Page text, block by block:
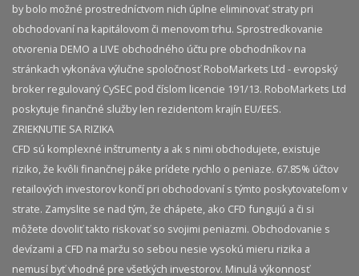
by bolo možné prostredníctvom nich úplne eliminovať straty pri
obchodovaní na kapitálovom či menovom trhu. Sprostredkovanie
otvorenia DEMO a LIVE obchodného účtu pre obchodníkov na
stránkach vykonáva výlučne spoločnosť RoboMarkets Ltd - evropský
broker regulovaný CySEC pod číslom licencie 191/13. RoboMarkets Ltd
poskytuje finančné služby len rezidentom krajín EU/EES.
ZRIEKNUTIE SA RIZIKA
CFD sú komplexné inštrumenty a ak s nimi obchodujete, existuje
riziko, že kvôli finančnej páke prídete rychlo o peniaze. 67.85% účtov
retailových investorov končí pri obchodovaní s týmto poskytovateľom v
strate. Zamyslite se nad tým, že chápete, ako CFD fungujú a či si
môžete dovoliť takto riskovať so svojimi peniazmi. Obchodovanie s
devízami a CFD na maržu so sebou nesie vysokú mieru rizika a
nemusí byť vhodné pre všetkých investorov. Minulá výkonnosť